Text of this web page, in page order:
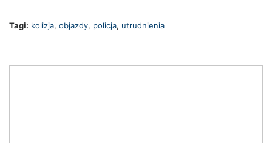
Tagi: kolizja, objazdy, policja, utrudnienia